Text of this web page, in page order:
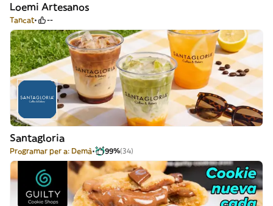
Loemi Artesanos
Tancat --
Santagloria
Programar per a: Demà 99%(34)